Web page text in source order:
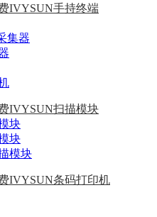
IVYSUN手持终端
集器
IVYSUN扫描模块
块
块
模块
IVYSUN条码打印机